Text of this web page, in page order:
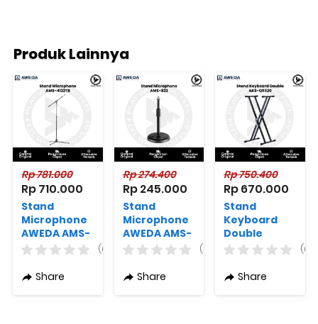
Produk Lainnya
Rp 781.000
Rp 710.000
Stand
Microphone
AWEDA AMS-
4122TB
(0)
Share
Rp 274.400
Rp 245.000
Stand
Microphone
AWEDA AMS-
822
(0)
Share
Rp 750.400
Rp 670.000
Stand
Keyboard
Double
AWEDA AKS-
(0)
Share